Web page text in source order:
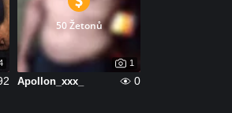
50 Žetonů
1
Apollon_xxx_
0